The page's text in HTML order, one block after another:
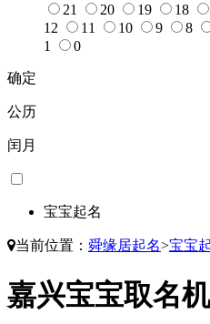
21
20 19 18
12
11 10 9 8
1
0
确定
公历
闰月
宝宝起名
当前位置： 舜缘居起名>宝宝
嘉兴宝宝取名